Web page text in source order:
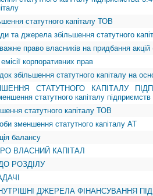
статутного капіталу ТОВ
та джерела збільшення статутного
право власників на придбання акцій
корпоративних прав
збільшення статутного капіталу на
СТАТУТНОГО КАПІТАЛУ
статутного капіталу підприємств
статутного капіталу ТОВ
зменшення статутного капіталу АТ
балансу
ВЛАСНИЙ КАПІТАЛ
РОЗДІЛУ
ДЖЕРЕЛА ФІНАНСУВАННЯ